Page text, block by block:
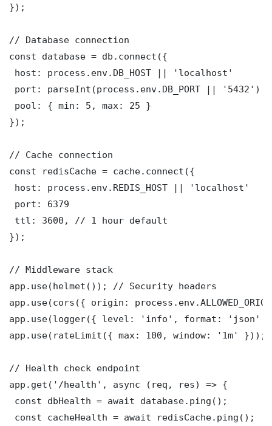
});
// Database connection
const database = db.connect({
host: process.env.DB_HOST || 'localhost'
port: parseInt(process.env.DB_PORT || '5432')
pool: { min: 5, max: 25 }
});
// Cache connection
const redisCache = cache.connect({
host: process.env.REDIS_HOST || 'localhost'
port: 6379
ttl: 3600, // 1 hour default
});
// Middleware stack
app.use(helmet()); // Security headers
app.use(cors({ origin:
app.use(logger({ level: 'info', format: 'json'
app.use(rateLimit({ max: 100, window: '1m' }));
// Health check endpoint
app.get('/health', async (req, res) => {
const dbHealth = await database.ping();
const cacheHealth = await redisCache.ping();